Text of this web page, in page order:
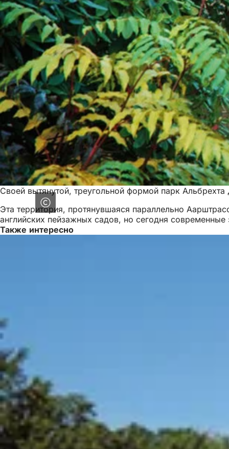
Своей вытянутой, треугольной формой парк
Эта территория, протянувшаяся параллельно
английских пейзажных садов, но сегодня
Также интересно